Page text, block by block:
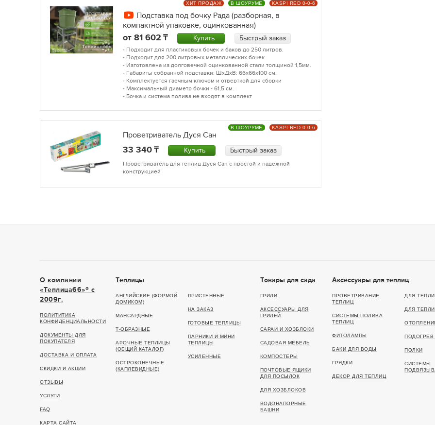
Подставка под бочку Рада (разборная, в
компактной упаковке, оцинкованная)
от 81 602 Купить Быстрый заказ
- Подходит для пластиковых бочек и баков до 250 литров.
- Подходит для 200 литровых металлических бочек
- Изготовлена из долговечной оцинкованной стали толщиной 1,5мм.
- Габариты собранной подставки: ШхДхВ: 66х66х100 см.
- Комплектуется гаечным ключом и отверткой для сборки
- Максимальный диаметр бочки - 61,5 см.
- Бочка и система полива не входят в комплект
ХИТ ПРОДАЖ В ШОУРУМЕ KASPI RED 0-0-6
Проветриватель Дуся Сан
33 340 Купить Быстрый заказ
Проветриватель для теплиц Дуся Сан с простой и надёжной
конструкцией
В ШОУРУМЕ KASPI RED 0-0-6
О компании
«Теплица66»® c
2009г.
ПОЛИТИТИКА
КОНФИДЕНЦИАЛЬНОСТИ
ДОКУМЕНТЫ ДЛЯ
ПОКУПАТЕЛЯ
ДОСТАВКА И ОПЛАТА
СКИДКИ И АКЦИИ
ОТЗЫВЫ
УСЛУГИ
FAQ
КАРТА САЙТА
Теплицы
АНГЛИЙСКИЕ (ФОРМОЙ
ДОМИКОМ)
МАНСАРДНЫЕ
Т-ОБРАЗНЫЕ
АРОЧНЫЕ ТЕПЛИЦЫ
(ОБЩИЙ КАТАЛОГ)
ОСТРОКОНЕЧНЫЕ
(КАПЛЕВИДНЫЕ)
ПРИСТЕННЫЕ
НА ЗАКАЗ
ГОТОВЫЕ ТЕПЛИЦЫ
ПАРНИКИ И МИНИ
ТЕПЛИЦЫ
УСИЛЕННЫЕ
Товары для сада
ГРИЛИ
АКСЕССУАРЫ ДЛЯ
ГРИЛЕЙ
САРАИ И ХОЗБЛОКИ
САДОВАЯ МЕБЕЛЬ
КОМПОСТЕРЫ
ПОЧТОВЫЕ ЯЩИКИ
ДЛЯ ПОСЫЛОК
ДЛЯ ХОЗБЛОКОВ
ВОДОНАПОРНЫЕ
БАШНИ
Аксессуары для теплиц
ПРОВЕТРИВАНИЕ
ТЕПЛИЦ
СИСТЕМЫ ПОЛИВА
ТЕПЛИЦ
ФИТОЛАМПЫ
БАКИ ДЛЯ ВОДЫ
ГРЯДКИ
ДЕКОР ДЛЯ ТЕПЛИЦ
ДЛЯ
ДЛЯ
ПОДОГРЕВ
ПОЛКИ
СИСТЕМЫ